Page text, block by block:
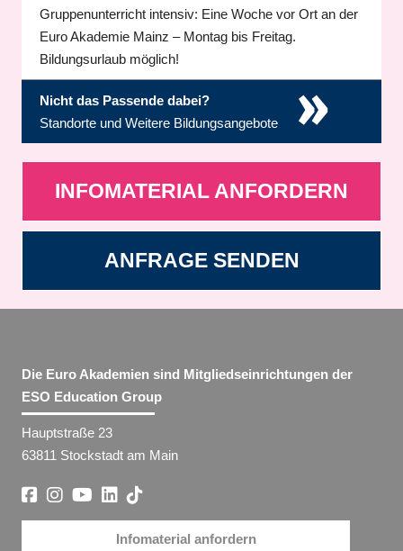
Gruppenunterricht intensiv: Eine Woche vor Ort an der
Euro Akademie Mainz – Montag bis Freitag.
Bildungsurlaub möglich!
Nicht das Passende dabei?
Standorte und Weitere Bildungsangebote
»
INFOMATERIAL ANFORDERN
ANFRAGE SENDEN
Die Euro Akademien sind Mitgliedseinrichtungen der
ESO Education Group
Hauptstraße 23
63811 Stockstadt am Main
Infomaterial anfordern